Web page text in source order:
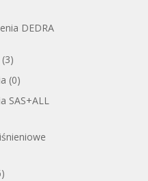
DEDRA
(3)
(0)
SAS+ALL